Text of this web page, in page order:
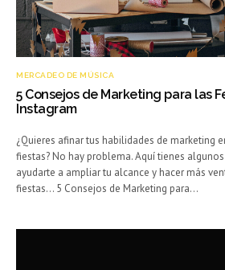
MERCADEO DE MÚSICA
5 Consejos de Marketing para las
Instagram
¿Quieres afinar tus habilidades de marketing
fiestas? No hay problema. Aquí tienes
ayudarte a ampliar tu alcance y hacer más
fiestas… 5 Consejos de Marketing para…